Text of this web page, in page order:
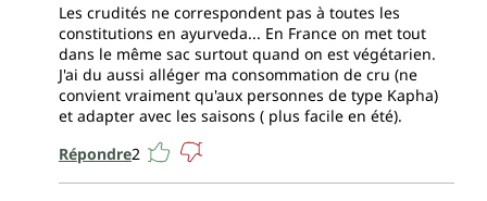
Les crudités ne correspondent pas à toutes les
constitutions en ayurveda... En France on met tout
dans le même sac surtout quand on est végétarien.
J'ai du aussi alléger ma consommation de cru (ne
convient vraiment qu'aux personnes de type Kapha)
et adapter avec les saisons ( plus facile en été).
Répondre2